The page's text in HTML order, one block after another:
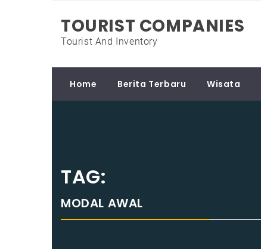
content
TOURIST COMPANIES
Tourist And Inventory
Home Berita Terbaru Wisata
TAG:
MODAL AWAL